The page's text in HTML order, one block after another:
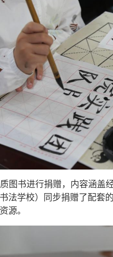
图书进行捐赠，内容涵
法学校）同步捐赠了配
源。